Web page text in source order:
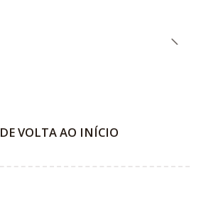
DE VOLTA AO INÍCIO